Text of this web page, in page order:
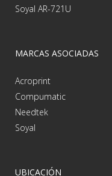
Soyal AR-721U
MARCAS ASOCIADAS
Acroprint
Compumatic
Needtek
Soyal
UBICACIÓN